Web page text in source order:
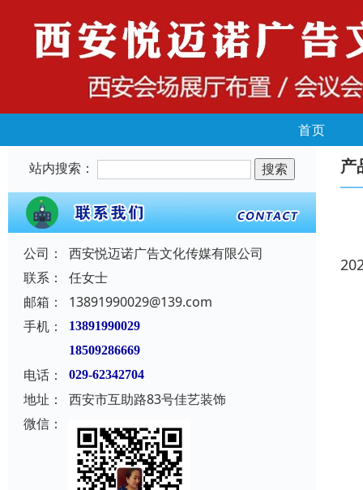
首页
站内搜索：
公司：
西安悦迈诺广告文化传媒有限公司
联系：
任女士
邮箱：
13891990029@139.com
手机：
13891990029
18509286669
电话： 029-62342704
地址：
西安市互助路83号佳艺装饰
微信：
产